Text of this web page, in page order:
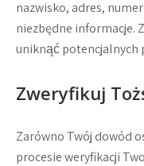
nazwisko, adres,
niezbędne informacje.
uniknąć potencjalnych
Zweryfikuj
Zarówno Twój dowód
procesie weryfikacji